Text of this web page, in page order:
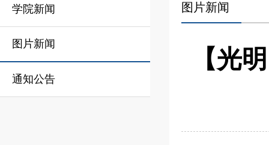
学院新闻
图片新闻
通知公告
图片新闻
【光